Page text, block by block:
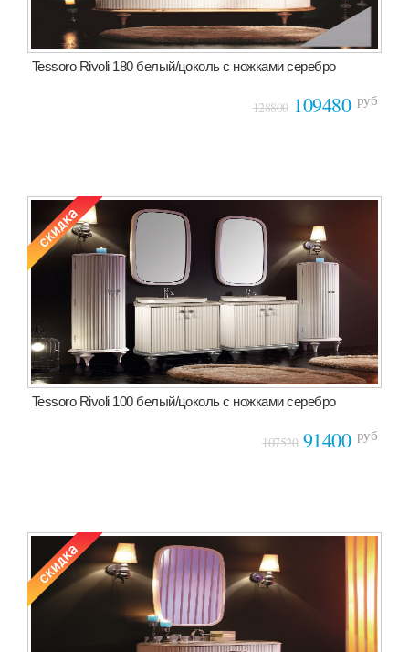
Tessoro Rivoli 180 белый/цоколь с ножками серебро
128800109480 руб
Tessoro Rivoli 100 белый/цоколь с ножками серебро
10752091400 руб